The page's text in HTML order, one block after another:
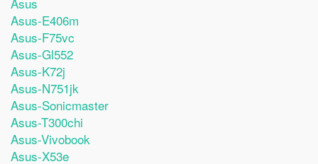
Asus-E406m
Asus-F75vc
Asus-Gl552
Asus-K72j
Asus-N751jk
Asus-Sonicmaster
Asus-T300chi
Asus-Vivobook
Asus-X53e